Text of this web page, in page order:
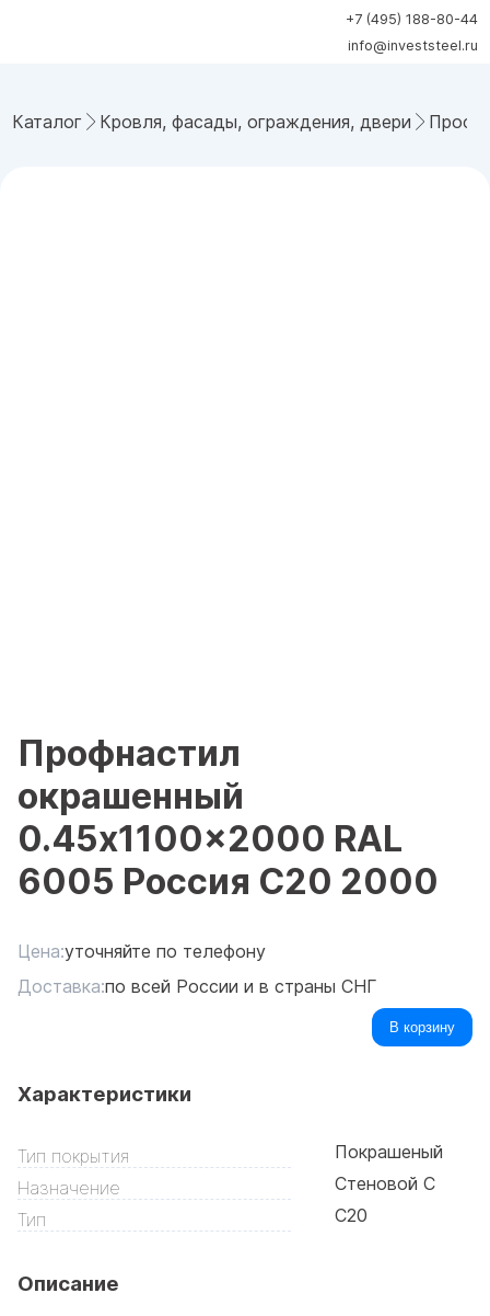
+7 (495) 188-80-44
info@investsteel.ru
Каталог Кровля, фасады, ограждения, двери
Профнастил
окрашенный
0.45x1100x2000 RAL
6005 Россия С20 2000
Цена:уточняйте по телефону
Доставка:по всей России и в страны СНГ
В корзину
Характеристики
Тип покрытия
Покрашеный
Назначение
Стеновой С
Тип
C20
Описание